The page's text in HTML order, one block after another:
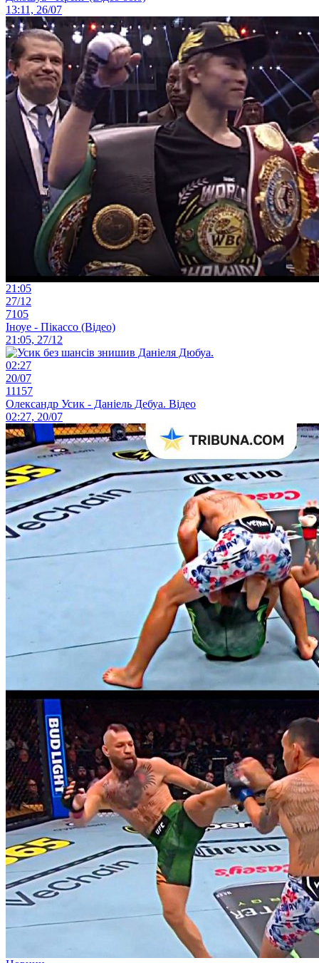
13:11, 26/07
21:05
27/12
7105
Іноуе - Пікассо (Відео)
21:05, 27/12
02:27
20/07
11157
Олександр Усик - Даніель Дебуа. Відео
02:27, 20/07